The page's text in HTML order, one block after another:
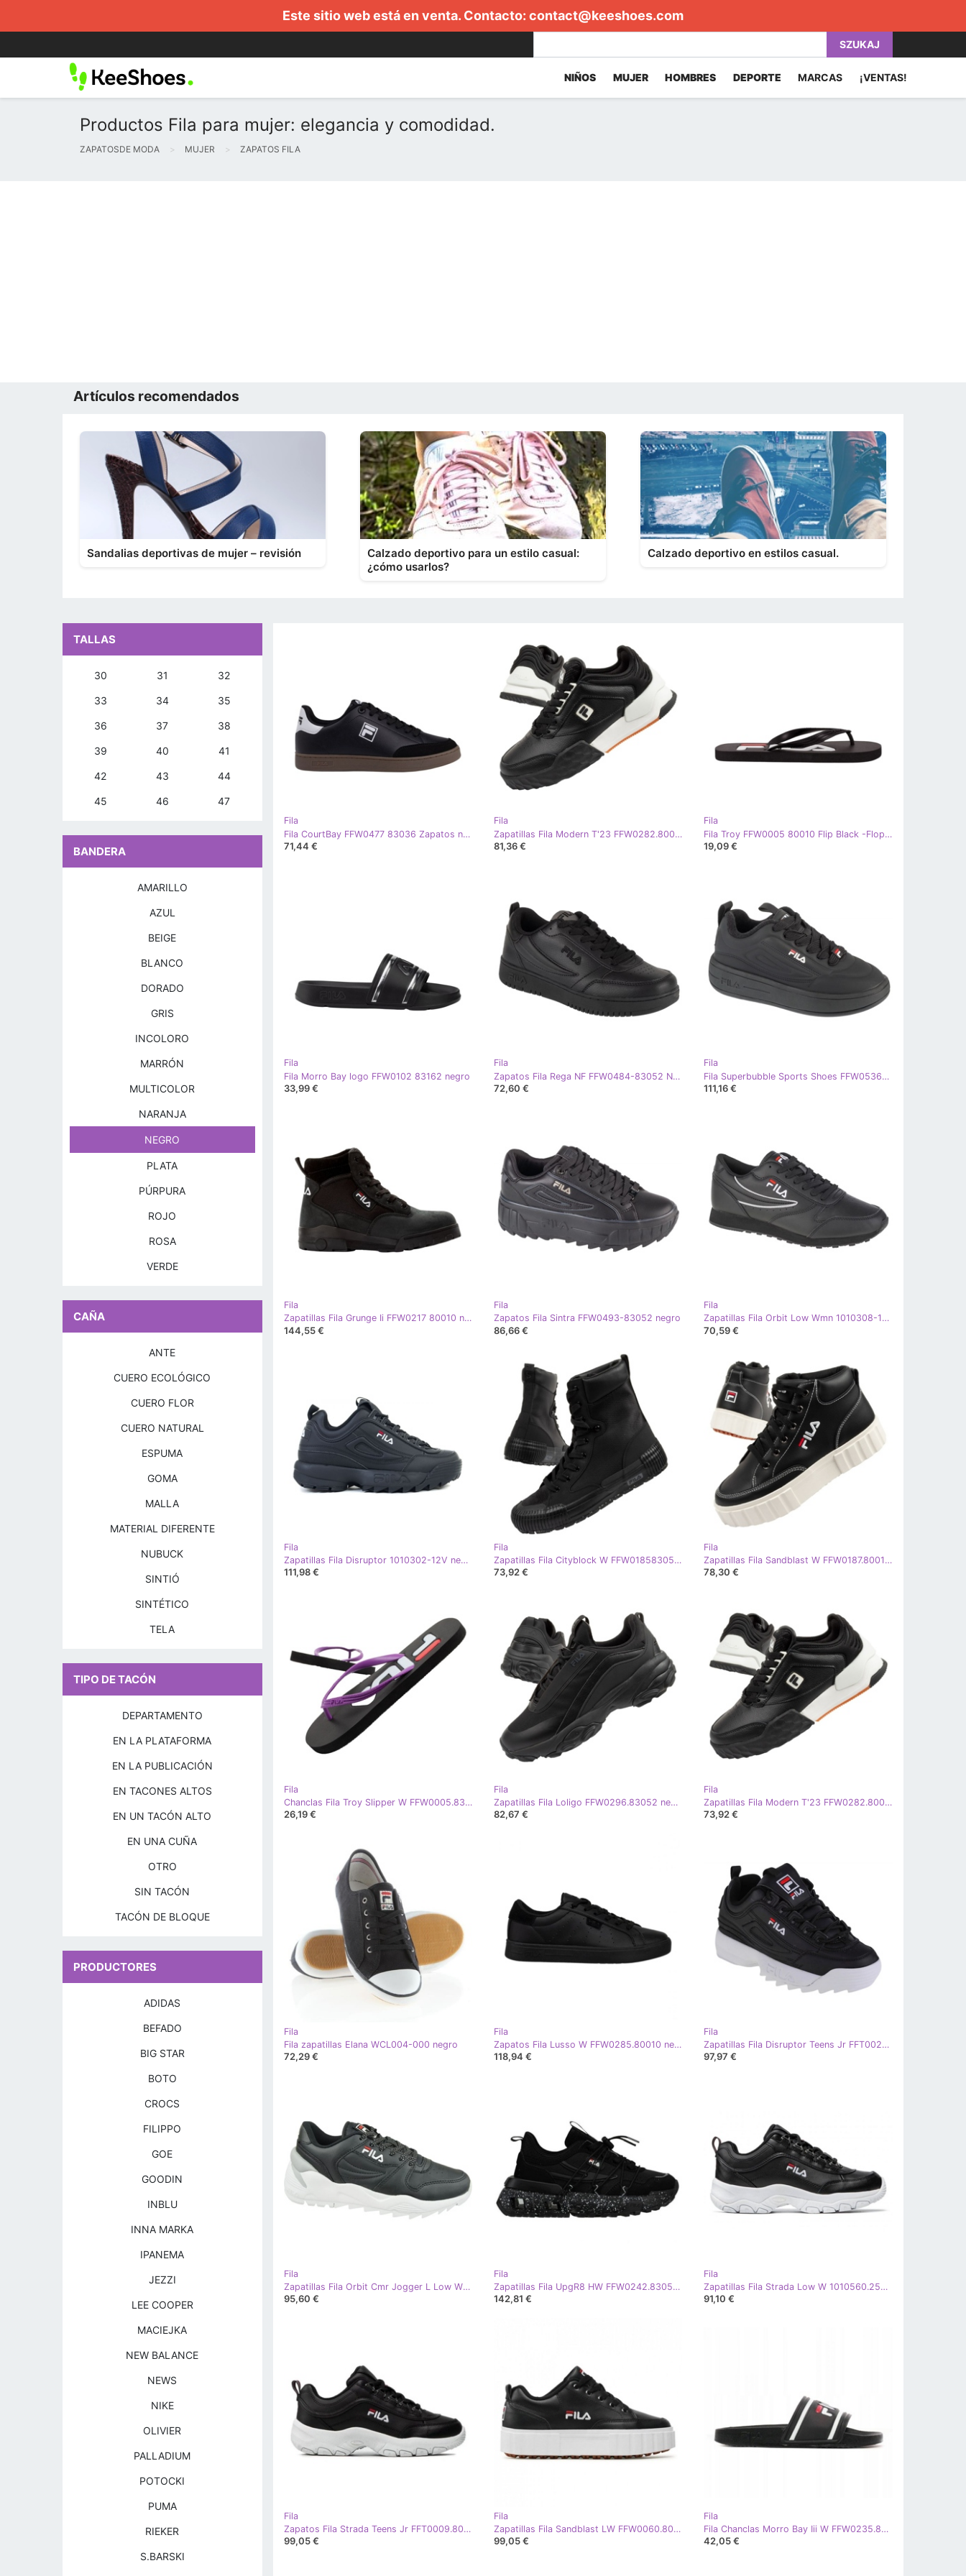
Este sitio web está en venta. Contacto: contact@keeshoes.com
SZUKAJ
NIÑOS MUJER HOMBRES DEPORTE MARCAS ¡VENTAS!
Productos Fila para mujer: elegancia y comodidad.
ZAPATOSDE MODA MUJER ZAPATOS FILA
Artículos recomendados
Sandalias deportivas de mujer – revisión
Calzado deportivo para un estilo casual:
¿cómo usarlos?
Calzado deportivo en estilos casual.
Fila
Fila CourtBay FFW0477 83036 Zapatos negro
71,44 €
Fila
Zapatillas Fila Modern T'23 FFW0282.80010 negro
81,36 €
Fila
Fila Troy FFW0005 80010 Flip Black -Flops negro
19,09 €
Fila
Fila Morro Bay logo FFW0102 83162 negro
33,99 €
Fila
Zapatos Fila Rega NF FFW0484-83052 Negro
72,60 €
Fila
Fila Superbubble Sports Shoes FFW0536-80010 Negro
111,16 €
Fila
Zapatillas Fila Grunge Ii FFW0217 80010 negro
144,55 €
Fila
Zapatos Fila Sintra FFW0493-83052 negro
86,66 €
Fila
Zapatillas Fila Orbit Low Wmn 1010308-12V negro
70,59 €
Fila
Zapatillas Fila Disruptor 1010302-12V negro
111,98 €
Fila
Zapatillas Fila Cityblock W FFW018583052 negro
73,92 €
Fila
Zapatillas Fila Sandblast W FFW0187.80010 negro
78,30 €
Fila
Chanclas Fila Troy Slipper W FFW0005.83242 negro
26,19 €
Fila
Zapatillas Fila Loligo FFW0296.83052 negro
82,67 €
Fila
Zapatillas Fila Modern T'23 FFW0282.80010 negro
73,92 €
Fila
Fila zapatillas Elana WCL004-000 negro
72,29 €
Fila
Zapatos Fila Lusso W FFW0285.80010 negro
118,94 €
Fila
Zapatillas Fila Disruptor Teens Jr FFT0029-80010 negro
97,97 €
Fila
Zapatillas Fila Orbit Cmr Jogger L Low Wmn 1010621-25Y negro
95,60 €
Fila
Zapatillas Fila UpgR8 HW FFW0242.83052 negro
142,81 €
Fila
Zapatillas Fila Strada Low W 1010560.25Y negro
91,10 €
Fila
Zapatos Fila Strada Teens Jr FFT0009.80010 negro
99,05 €
Fila
Zapatillas Fila Sandblast LW FFW0060.80010 negro
99,05 €
Fila
Fila Chanclas Morro Bay Iii W FFW0235.80010 negro
42,05 €
TALLAS
30 31 32
33 34 35
36 37 38
39 40 41
42 43 44
45 46 47
BANDERA
AMARILLO
AZUL
BEIGE
BLANCO
DORADO
GRIS
INCOLORO
MARRÓN
MULTICOLOR
NARANJA
NEGRO
PLATA
PÚRPURA
ROJO
ROSA
VERDE
CAÑA
ANTE
CUERO ECOLÓGICO
CUERO FLOR
CUERO NATURAL
ESPUMA
GOMA
MALLA
MATERIAL DIFERENTE
NUBUCK
SINTIÓ
SINTÉTICO
TELA
TIPO DE TACÓN
DEPARTAMENTO
EN LA PLATAFORMA
EN LA PUBLICACIÓN
EN TACONES ALTOS
EN UN TACÓN ALTO
EN UNA CUÑA
OTRO
SIN TACÓN
TACÓN DE BLOQUE
PRODUCTORES
ADIDAS
BEFADO
BIG STAR
BOTO
CROCS
FILIPPO
GOE
GOODIN
INBLU
INNA MARKA
IPANEMA
JEZZI
LEE COOPER
MACIEJKA
NEW BALANCE
NEWS
NIKE
OLIVIER
PALLADIUM
POTOCKI
PUMA
RIEKER
S.BARSKI